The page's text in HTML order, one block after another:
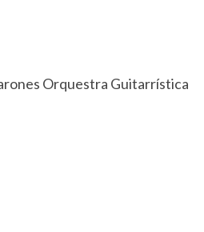
Orquestra Guitarrística